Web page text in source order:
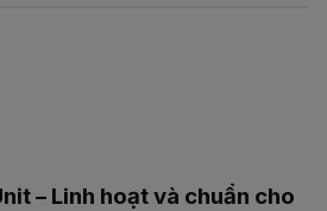
– Linh hoạt và chuẩn cho